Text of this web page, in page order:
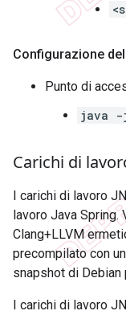
Configurazione
Punto di
java -
Carichi di
I carichi di lavoro
lavoro Java Spring.
Clang+LLVM
precompilato con
snapshot di Debian
I carichi di lavoro